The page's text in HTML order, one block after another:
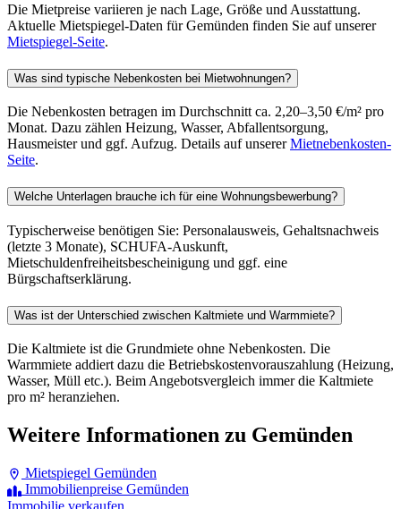
Die Mietpreise variieren je nach Lage, Größe und Ausstattung.
Aktuelle Mietspiegel-Daten für Gemünden finden Sie auf unserer
Mietspiegel-Seite.
Was sind typische Nebenkosten bei Mietwohnungen?
Die Nebenkosten betragen im Durchschnitt ca. 2,20–3,50 €/m² pro
Monat. Dazu zählen Heizung, Wasser, Abfallentsorgung,
Hausmeister und ggf. Aufzug. Details auf unsererMietnebenkosten-
Seite.
Welche Unterlagen brauche ich für eine Wohnungsbewerbung?
Typischerweise benötigen Sie: Personalausweis, Gehaltsnachweis
(letzte 3 Monate), SCHUFA-Auskunft,
Mietschuldenfreiheitsbescheinigung und ggf. eine
Bürgschaftserklärung.
Was ist der Unterschied zwischen Kaltmiete und Warmmiete?
Die Kaltmiete ist die Grundmiete ohne Nebenkosten. Die
Warmmiete addiert dazu die Betriebskostenvorauszahlung (Heizung,
Wasser, Müll etc.). Beim Angebotsvergleich immer die Kaltmiete
pro m² heranziehen.
Weitere Informationen zu Gemünden
Mietspiegel Gemünden
Immobilienpreise Gemünden
Immobilie verkaufen